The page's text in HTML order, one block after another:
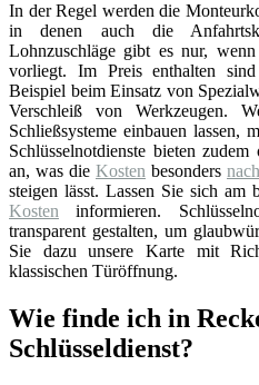
In der Regel werden die
in denen auch die
Lohnzuschläge gibt es nur,
vorliegt. Im Preis enthalten
Beispiel beim Einsatz von
Verschleiß von Werkzeugen.
Schließsysteme einbauen lassen,
Schlüsselnotdienste bieten
an, was die Kosten besonders
steigen lässt. Lassen Sie sich am
Kosten informieren.
transparent gestalten, um
Sie dazu unsere Karte mit
klassischen Türöffnung.
Wie finde ich in
Schlüsseldienst?